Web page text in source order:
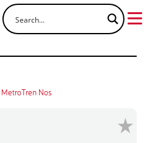
MetroTren Nos